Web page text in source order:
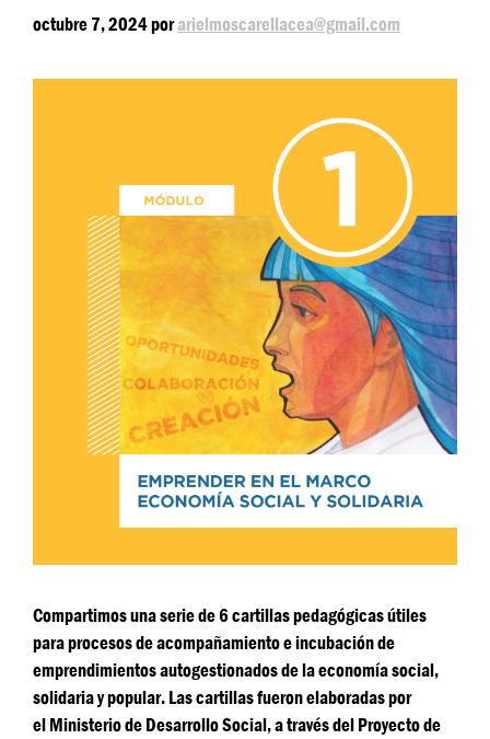
octubre 7, 2024porarielmoscarellacea@gmail.com
Compartimos una serie de 6 cartillas pedagógicas útiles
para procesos de acompañamiento e incubación de
emprendimientos autogestionados de la economía social,
solidaria y popular. Las cartillas fueron elaboradas por
el Ministerio de Desarrollo Social, a través del Proyecto de